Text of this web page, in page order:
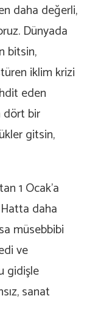
daha değerli,
Dünyada
bitsin,
iklim krizi
eden
dört bir
gitsin,
1 Ocak’a
daha
müsebbibi
ve
gidişle
sanat